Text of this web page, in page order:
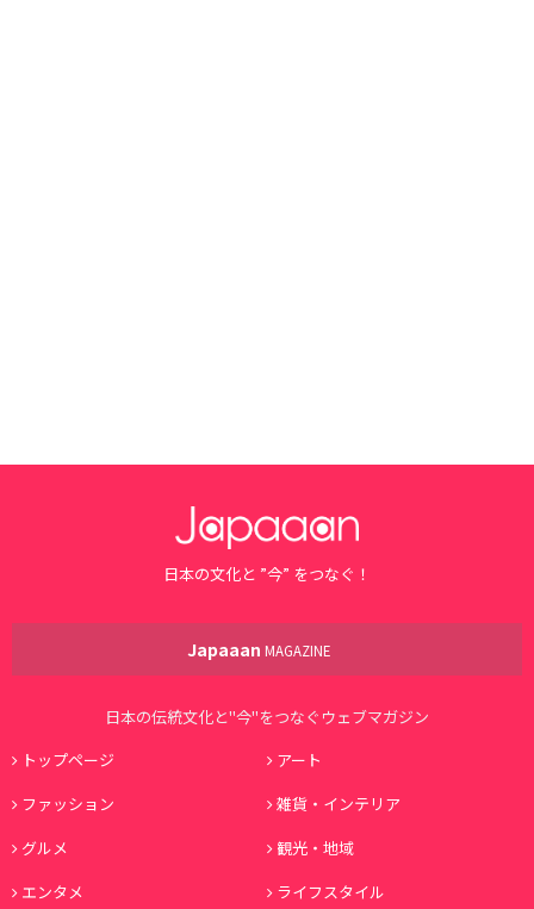
日本の文化と ”今” をつなぐ！
Japaaan MAGAZINE
日本の伝統文化と"今"をつなぐウェブマガジン
トップページ
アート
ファッション
雑貨・インテリア
グルメ
観光・地域
エンタメ
ライフスタイル